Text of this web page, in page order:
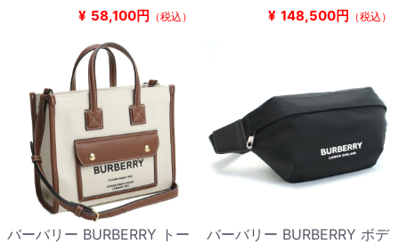
¥ 58,100円 （税込） ¥ 148,500円 （税込）
バーバリー BURBERRY トー
バーバリー BURBERRY ボデ